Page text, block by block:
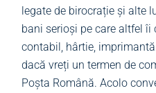
legate de birocrație și alte
bani serioși pe care altfel îi
contabil, hârtie,
dacă vreți un termen de
Poșta Română. Acolo